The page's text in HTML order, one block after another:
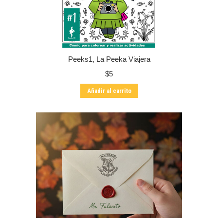
de
producto
Peeks1, La Peeka Viajera
$5
Añadir al carrito